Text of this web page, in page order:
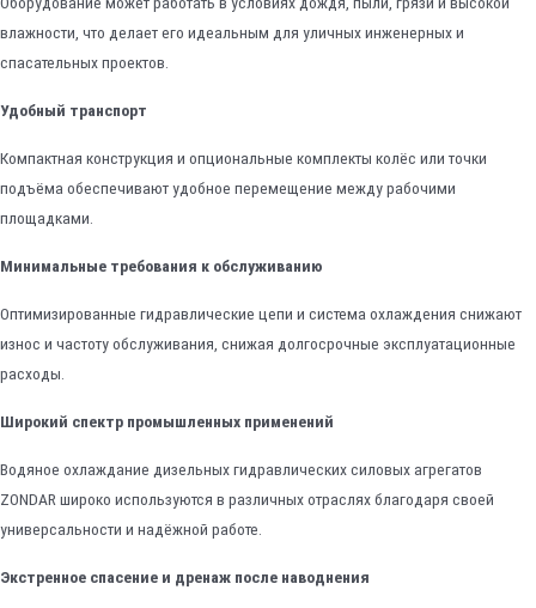
влажности, что делает его идеальным для уличных инженерных и
спасательных проектов.
Удобный транспорт
Компактная конструкция и опциональные комплекты колёс или точки
подъёма обеспечивают удобное перемещение между рабочими
площадками.
Минимальные требования к обслуживанию
Оптимизированные гидравлические цепи и система охлаждения снижают
износ и частоту обслуживания, снижая долгосрочные эксплуатационные
расходы.
Широкий спектр промышленных применений
Водяное охлаждание дизельных гидравлических силовых агрегатов
ZONDAR широко используются в различных отраслях благодаря своей
универсальности и надёжной работе.
Экстренное спасение и дренаж после наводнения